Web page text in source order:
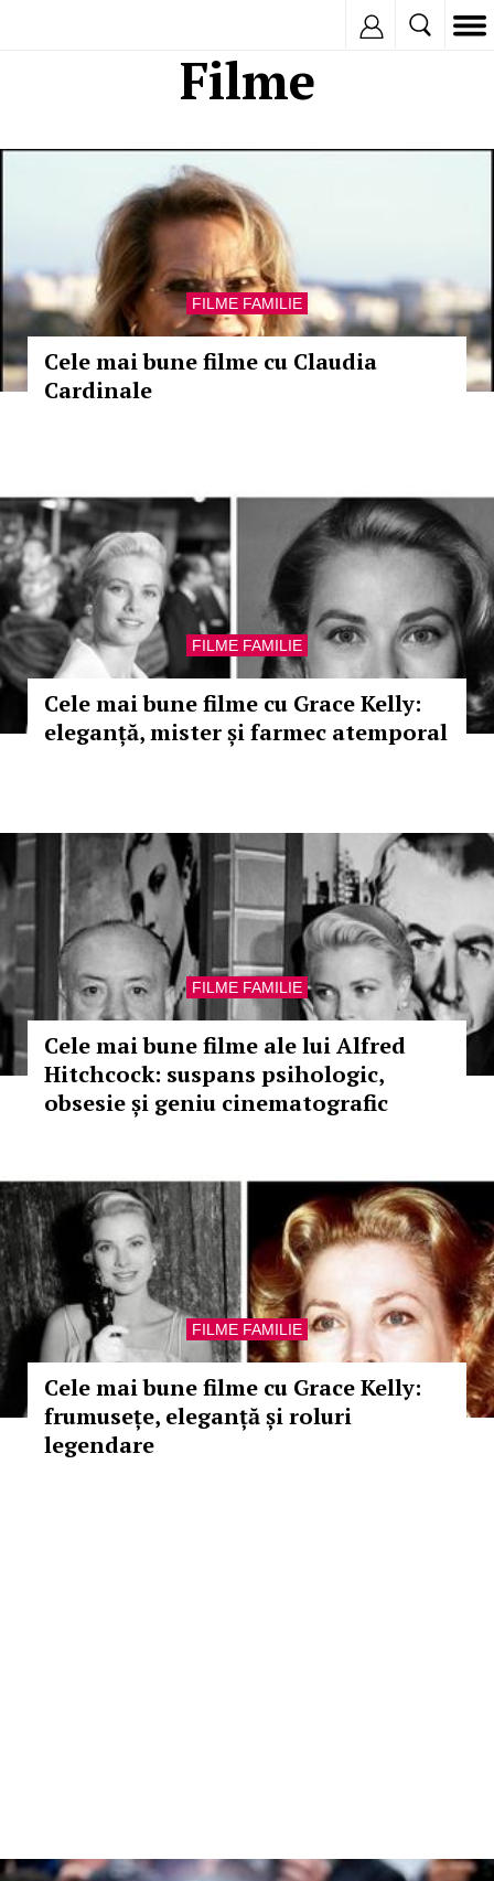
Filme
FILME FAMILIE
Cele mai bune filme cu Claudia
Cardinale
FILME FAMILIE
Cele mai bune filme cu Grace Kelly:
eleganță, mister și farmec atemporal
FILME FAMILIE
Cele mai bune filme ale lui Alfred
Hitchcock: suspans psihologic,
obsesie și geniu cinematografic
FILME FAMILIE
Cele mai bune filme cu Grace Kelly:
frumusețe, eleganță și roluri
legendare